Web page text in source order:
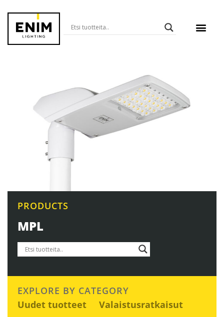
PRODUCTS
MPL
EXPLORE BY CATEGORY
Uudet tuotteet
Valaistusratkaisut